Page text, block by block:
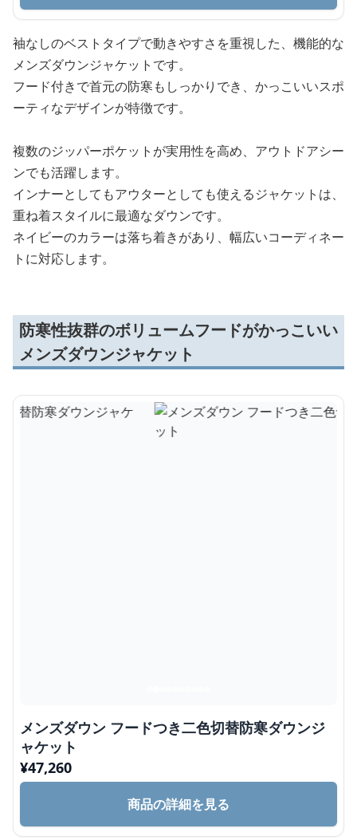
袖なしのベストタイプで動きやすさを重視した、機能的な
メンズダウンジャケットです。
フード付きで首元の防寒もしっかりでき、かっこいいスポ
ーティなデザインが特徴です。
複数のジッパーポケットが実用性を高め、アウトドアシー
ンでも活躍します。
インナーとしてもアウターとしても使えるジャケットは、
重ね着スタイルに最適なダウンです。
ネイビーのカラーは落ち着きがあり、幅広いコーディネー
トに対応します。
防寒性抜群のボリュームフードがかっこいい
メンズダウンジャケット
メンズダウン フードつき二色切替防寒ダウンジ
ャケット
¥47,260
商品の詳細を見る